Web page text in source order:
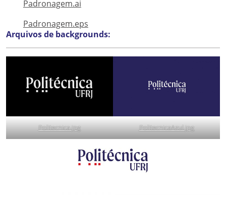
Padronagem.ai
Padronagem.eps
Arquivos de backgrounds:
Politecnica.jpg PolitecnicaAzul.jpg